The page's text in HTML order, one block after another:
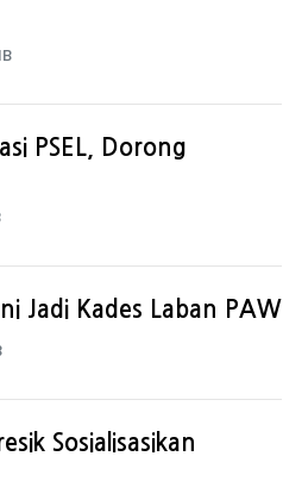
PSEL, Dorong
Jadi Kades Laban PAW
Sosialisasikan